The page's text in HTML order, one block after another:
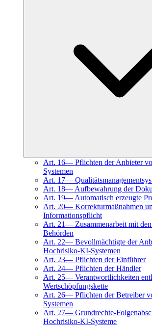
Art. 16— Pflichten der Anbieter
Systemen
Art. 17—
Art. 18— Aufbewahrung der
Art. 19— Automatisch erzeugte
Art. 20— Korrekturmaßnahmen
Informationspflicht
Art. 21— Zusammenarbeit mit
Behörden
Art. 22— Bevollmächtigte der
Hochrisiko-KI-Systemen
Art. 23— Pflichten der Einführer
Art. 24— Pflichten der Händler
Art. 25— Verantwortlichkeiten
Wertschöpfungskette
Art. 26— Pflichten der Betreiber
Systemen
Art. 27— Grundrechte-
Hochrisiko-KI-Systeme